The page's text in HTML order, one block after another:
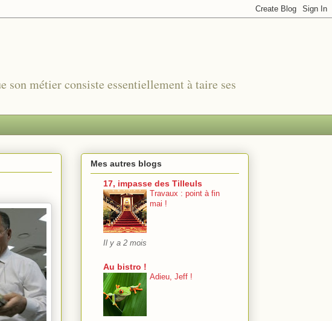
métier consiste essentiellement à taire ses
Mes autres blogs
17, impasse des Tilleuls
Travaux : point à fin
mai !
Il y a 2 mois
Au bistro !
Adieu, Jeff !